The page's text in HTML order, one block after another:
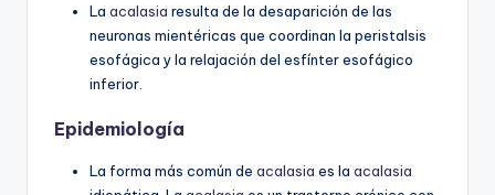
La acalasia resulta de la desaparición de las
neuronas mientéricas que coordinan la peristalsis
esofágica y la relajación del esfínter esofágico
inferior.
Epidemiología
La forma más común de acalasia es la acalasia